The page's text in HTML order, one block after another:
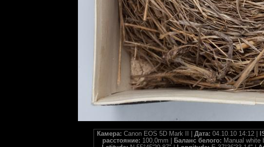
Камера: Canon EOS 5D Mark II | Дата: 04.10.10 14:12 |
расстояние: 100,0mm | Баланс белого: Manual white